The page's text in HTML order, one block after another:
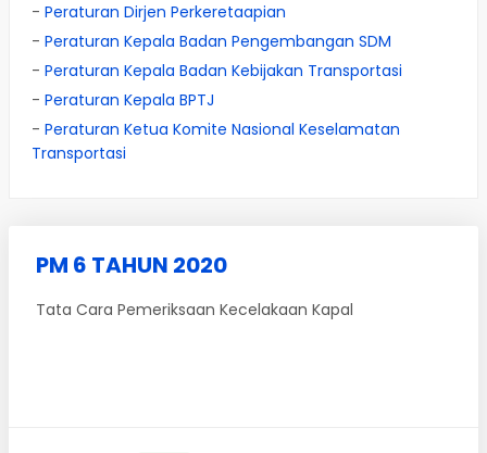
- Peraturan Dirjen Perkeretaapian
- Peraturan Kepala Badan Pengembangan SDM
- Peraturan Kepala Badan Kebijakan Transportasi
- Peraturan Kepala BPTJ
- Peraturan Ketua Komite Nasional Keselamatan
Transportasi
PM 6 TAHUN 2020
Tata Cara Pemeriksaan Kecelakaan Kapal